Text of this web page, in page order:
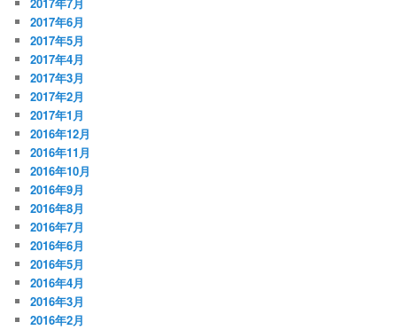
2017年6月
2017年5月
2017年4月
2017年3月
2017年2月
2017年1月
2016年12月
2016年11月
2016年10月
2016年9月
2016年8月
2016年7月
2016年6月
2016年5月
2016年4月
2016年3月
2016年2月